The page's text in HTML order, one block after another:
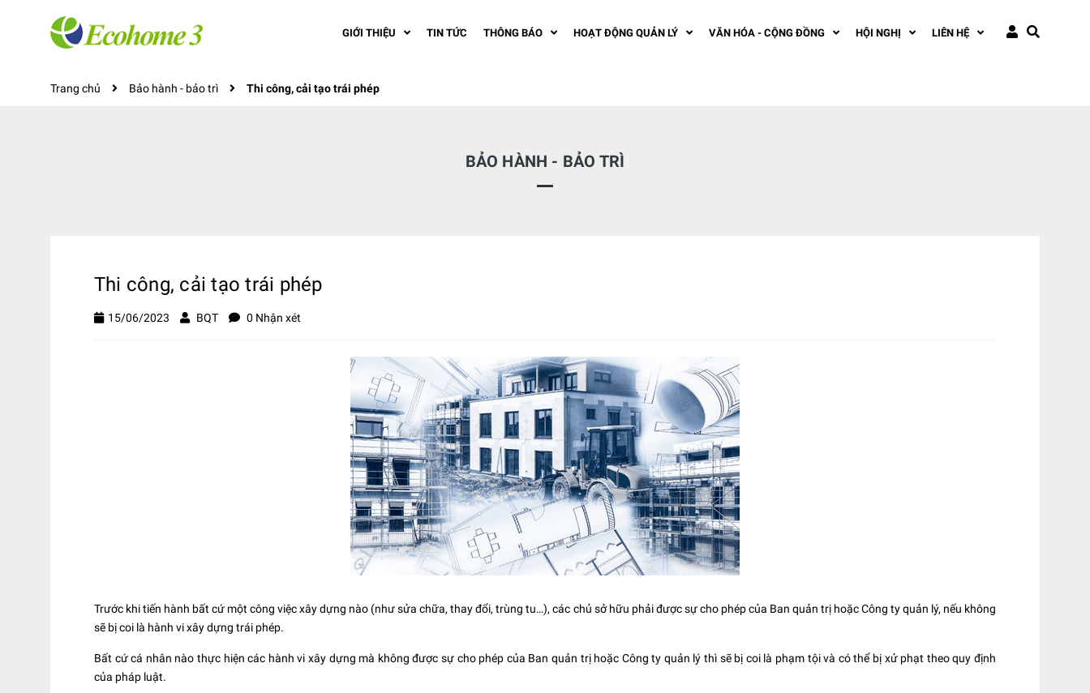
GIỚI THIỆU TIN TỨC THÔNG BÁO HOẠT ĐỘNG QUẢN LÝ VĂN HÓA - CỘNG ĐỒNG HỘI NGHỊ LIÊN HỆ
Trang chủ Bảo hành - bảo trì Thi công, cải tạo trái phép
BẢO HÀNH - BẢO TRÌ
Thi công, cải tạo trái phép
15/06/2023 BQT 0 Nhận xét
Trước khi tiến hành bất cứ một công việc xây dựng nào (như sửa chữa, thay đổi, trùng tu…), các chủ sở hữu phải được sự cho phép của Ban quản trị hoặc Công ty quản lý, nếu không
sẽ bị coi là hành vi xây dựng trái phép.
Bất cứ cá nhân nào thực hiện các hành vi xây dựng mà không được sự cho phép của Ban quản trị hoặc Công ty quản lý thì sẽ bị coi là phạm tội và có thể bị xử phạt theo quy định
của pháp luật.